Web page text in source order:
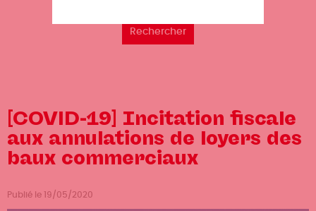
[COVID-19] Incitation fiscale
aux annulations de loyers des
baux commerciaux
Publié le 19/05/2020